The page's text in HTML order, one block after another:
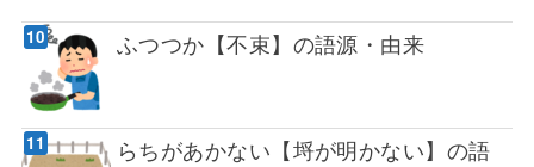
ふつつか【不束】の語源・由来
らちがあかない【埒が明かない】の語